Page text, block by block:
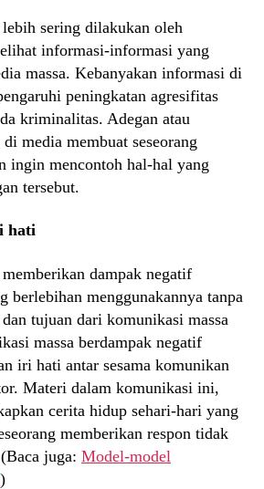
sering dilakukan oleh
informasi-informasi yang
massa. Kebanyakan informasi di
peningkatan agresifitas
kriminalitas. Adegan atau
media membuat seseorang
ingin mencontoh hal-hal yang
tersebut.
hati
dampak negatif
berlebihan menggunakannya tanpa
tujuan dari komunikasi massa
massa berdampak negatif
iri hati antar sesama komunikan
Materi dalam komunikasi ini,
cerita hidup sehari-hari yang
memberikan respon tidak
juga: Model-model
)